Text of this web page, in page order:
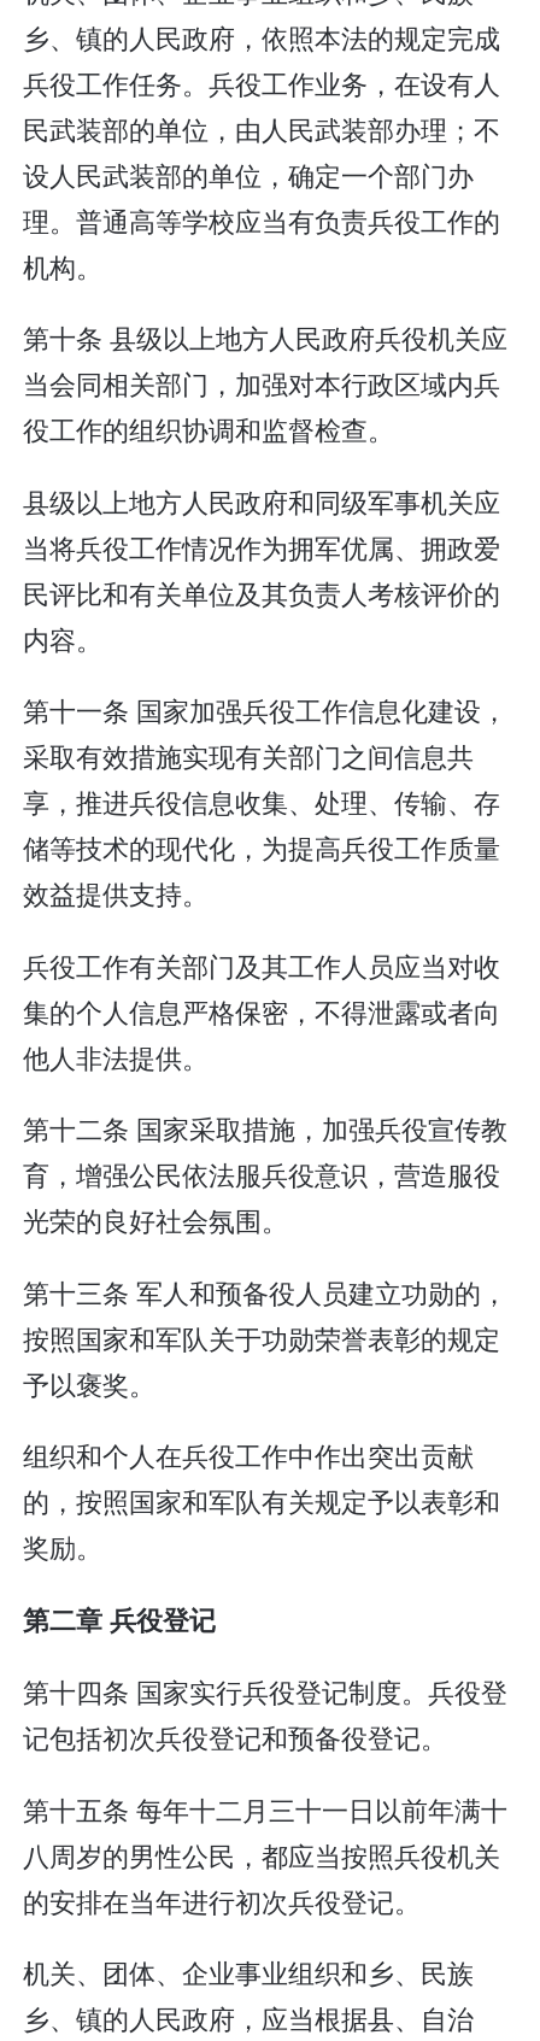
乡、镇的人民政府，依照本法的规定完成
兵役工作任务。兵役工作业务，在设有人
民武装部的单位，由人民武装部办理；不
设人民武装部的单位，确定一个部门办
理。普通高等学校应当有负责兵役工作的
机构。
第十条 县级以上地方人民政府兵役机关应
当会同相关部门，加强对本行政区域内兵
役工作的组织协调和监督检查。
县级以上地方人民政府和同级军事机关应
当将兵役工作情况作为拥军优属、拥政爱
民评比和有关单位及其负责人考核评价的
内容。
第十一条 国家加强兵役工作信息化建设，
采取有效措施实现有关部门之间信息共
享，推进兵役信息收集、处理、传输、存
储等技术的现代化，为提高兵役工作质量
效益提供支持。
兵役工作有关部门及其工作人员应当对收
集的个人信息严格保密，不得泄露或者向
他人非法提供。
第十二条 国家采取措施，加强兵役宣传教
育，增强公民依法服兵役意识，营造服役
光荣的良好社会氛围。
第十三条 军人和预备役人员建立功勋的，
按照国家和军队关于功勋荣誉表彰的规定
予以褒奖。
组织和个人在兵役工作中作出突出贡献
的，按照国家和军队有关规定予以表彰和
奖励。
第二章 兵役登记
第十四条 国家实行兵役登记制度。兵役登
记包括初次兵役登记和预备役登记。
第十五条 每年十二月三十一日以前年满十
八周岁的男性公民，都应当按照兵役机关
的安排在当年进行初次兵役登记。
机关、团体、企业事业组织和乡、民族
乡、镇的人民政府，应当根据县、自治